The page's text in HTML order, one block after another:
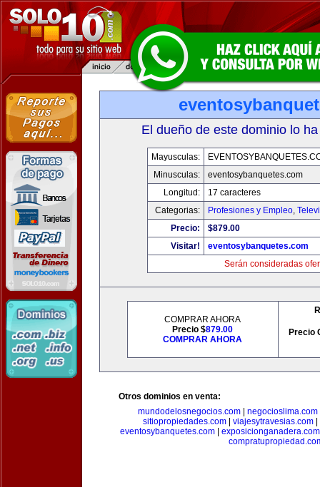
El dueño de este dominio lo
Mayusculas:
Minusculas:
eventosybanquetes.com
Longitud:
17 caracteres
Categorias:
Profesiones y Empleo,
Precio:
$879.00
Visitar!
eventosybanquetes.com
Serán consideradas
COMPRAR AHORA
Precio $879.00
COMPRAR AHORA
Precio
Otros dominios en venta:
mundodelosnegocios.com| negocioslima.com
sitiopropiedades.com| viajesytravesias.com|
eventosybanquetes.com| exposicionganadera.com